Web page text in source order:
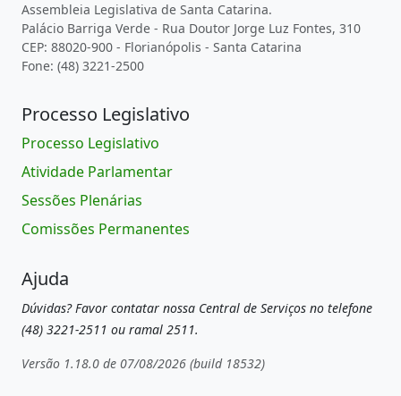
Assembleia Legislativa de Santa Catarina.
Palácio Barriga Verde - Rua Doutor Jorge Luz Fontes, 310
CEP: 88020-900 - Florianópolis - Santa Catarina
Fone: (48) 3221-2500
Processo Legislativo
Processo Legislativo
Atividade Parlamentar
Sessões Plenárias
Comissões Permanentes
Ajuda
Dúvidas? Favor contatar nossa Central de Serviços no telefone
(48) 3221-2511 ou ramal 2511.
Versão 1.18.0 de 07/08/2026 (build 18532)